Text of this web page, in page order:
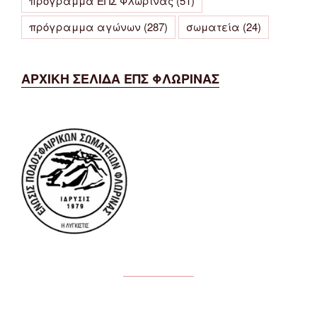
πρόγραμμα αγώνων (287) σωματεία (24)
ΑΡΧΙΚΗ ΣΕΛΙΔΑ ΕΠΣ ΦΛΩΡΙΝΑΣ